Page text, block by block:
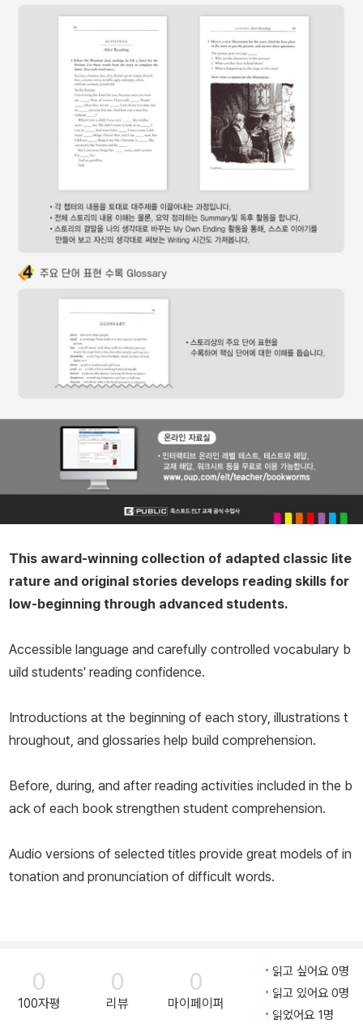
This award-winning collection of adapted classic lite
rature and original stories develops reading skills for
low-beginning through advanced students.
Accessible language and carefully controlled vocabulary b
uild students' reading confidence.
Introductions at the beginning of each story, illustrations t
hroughout, and glossaries help build comprehension.
Before, during, and after reading activities included in the b
ack of each book strengthen student comprehension.
Audio versions of selected titles provide great models of in
tonation and pronunciation of difficult words.
0
100자평
0
리뷰
0
마이페이퍼
읽고 싶어요 0명
읽고 있어요 0명
읽었어요 1명